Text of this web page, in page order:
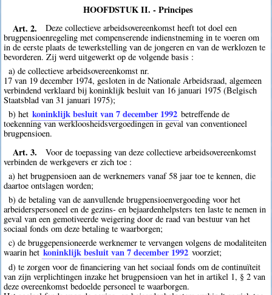
HOOFDSTUK II. - Principes
Art. 2.
Deze collectieve arbeidsovereenkomst heeft tot doel een
brugpensioenregeling met compenserende indienstneming in te voeren om
in de eerste plaats de tewerkstelling van de jongeren en van de werklozen te
bevorderen. Zij werd uitgewerkt op de volgende basis :
a) de collectieve arbeidsovereenkomst nr.
17 van 19 december 1974, gesloten in de Nationale Arbeidsraad, algemeen
verbindend verklaard bij koninklijk besluit van 16 januari 1975 (Belgisch
Staatsblad van 31 januari 1975);
b) het koninklijk besluit van 7 december 1992 betreffende de
toekenning van werkloosheidsvergoedingen in geval van conventioneel
brugpensioen.
Art. 3.
Voor de toepassing van deze collectieve arbeidsovereenkomst
verbinden de werkgevers er zich toe :
a) het brugpensioen aan de werknemers vanaf 58 jaar toe te kennen, die
daartoe ontslagen worden;
b) de betaling van de aanvullende brugpensioenvergoeding voor het
arbeiderspersoneel en de gezins- en bejaardenhelpsters ten laste te nemen in
geval van een gemotiveerde weigering door de raad van bestuur van het
sociaal fonds om deze betaling te waarborgen;
c) de bruggepensioneerde werknemer te vervangen volgens de modaliteiten
waarin het koninklijk besluit van 7 december 1992 voorziet;
d) te zorgen voor de financiering van het sociaal fonds om de continuïteit
van zijn verplichtingen inzake het brugpensioen van het in artikel 1, § 2 van
deze overeenkomst bedoelde personeel te waarborgen.